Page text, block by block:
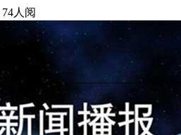
74人阅